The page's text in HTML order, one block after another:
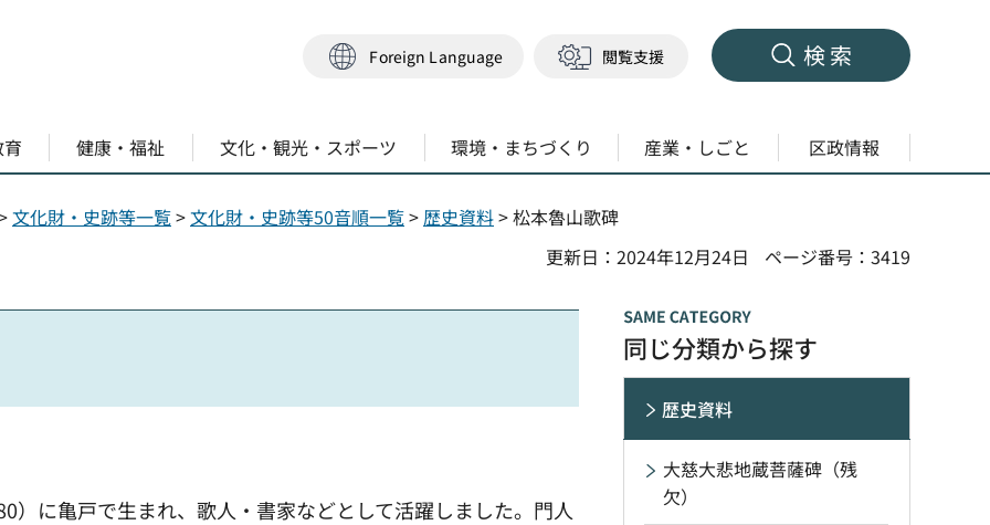
Foreign Language 閲覧支援 検索
健康・福祉 文化・観光・スポーツ 環境・まちづくり 産業・しごと 区政情報
文化財・史跡等一覧>文化財・史跡等50音順一覧> 歴史資料> 松本魯山歌碑
更新日：2024年12月24日
ページ番号：3419
）に亀戸で生まれ、歌人・書家などとして活躍しました。門人
同じ分類から探す
歴史資料
大慈大悲地蔵菩薩碑（残
欠）